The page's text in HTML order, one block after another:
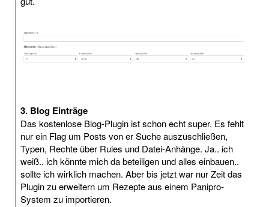
3. Blog Einträge
Das kostenlose Blog-Plugin ist schon echt super. Es fehlt
nur ein Flag um Posts von er Suche auszuschließen,
Typen, Rechte über Rules und Datei-Anhänge. Ja.. ich
weiß.. ich könnte mich da beteiligen und alles einbauen..
sollte ich wirklich machen. Aber bis jetzt war nur Zeit das
Plugin zu erweitern um Rezepte aus einem Panipro-
System zu importieren.